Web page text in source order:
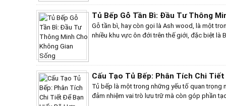
trọng, đẳng cấp và bền bỉ theo thời
thiệu đến bạn 10+ mẫu tủ bếp gỗ tần bì đẹp
đại, tối giản với đường nét thanh lịch, màu
mang phong cách cổ điển với hoa văn cầu
phá những ý tưởng thiết kế độc đáo, những
Tủ Bếp Gỗ Tần Bì: Đầu Tư Thông
Gỗ tần bì, hay còn gọi là Ash wood, là một
nhiều khu vực ôn đới trên thế giới, đặc biệt là
loại. Những loại này được phân chia theo vị
bật như tần bì trắng (Fraxinus Americana), tần
xanh (Fraxinus pennsylvanica), tần bì Carolina
đều có đặc điểm chung về cấu trúc gỗ,
độ cứng. Khi xét về chất lượng thì gỗ tần bì
Cấu Tạo Tủ Bếp: Phân Tích Chi
Tủ bếp là một trong những yếu tố quan
đảm nhiệm vai trò lưu trữ mà còn góp phần